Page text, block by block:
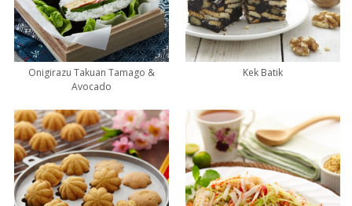
Onigirazu Takuan Tamago &
Avocado
Kek Batik